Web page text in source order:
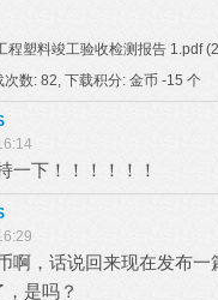
程塑料竣工验收检测报告 1.pdf
次数: 82, 下载积分: 金币 -15 个
一下！！！！！！
啊，话说回来现在发布一
是吗？